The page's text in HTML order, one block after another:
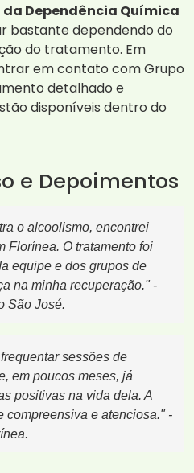
Dependência Química
bastante dependendo do
do tratamento. Em
em contato com Grupo
detalhado e
disponíveis dentro do
e Depoimentos
o alcoolismo, encontrei
Florínea. O tratamento foi
equipe e dos grupos de
na minha recuperação." -
São José.
sessões de
em poucos meses, já
positivas na vida dela. A
compreensiva e atenciosa." -